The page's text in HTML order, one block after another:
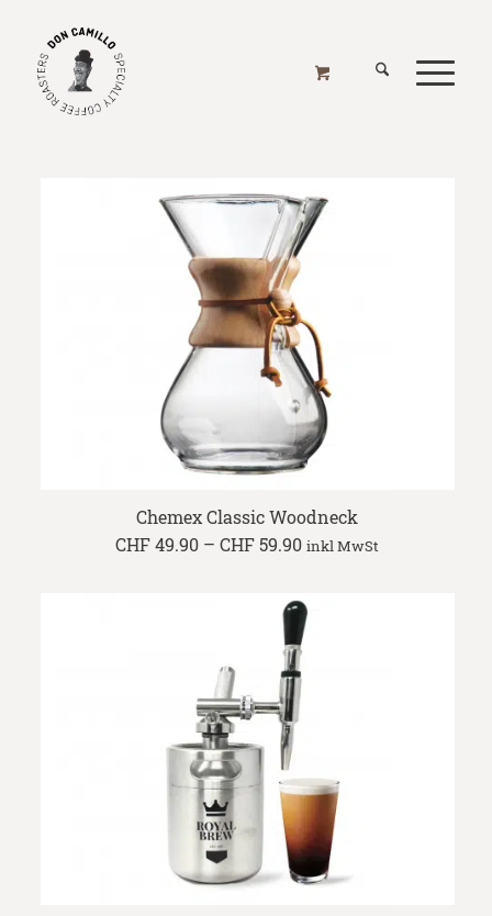
KAFFEEMASCHINEN - HANDGEBRÜHT
Home / Online Shop
Kaffeemaschinen - Handgebrüht
Chemex Classic Woodneck
CHF49.90 – CHF59.90Price
range:
through
CHF 59.90
inkl MwSt